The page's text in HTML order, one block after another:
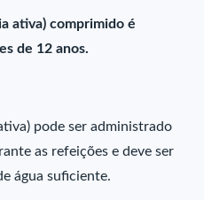
ativa) comprimido é
de 12 anos.
pode ser administrado
as refeições e deve ser
água suficiente.